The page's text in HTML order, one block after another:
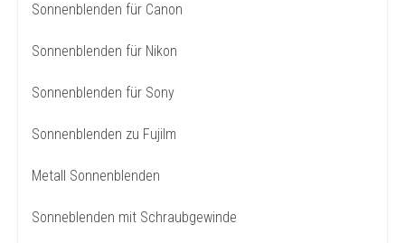
Sonnenblenden für Canon
Sonnenblenden für Nikon
Sonnenblenden für Sony
Sonnenblenden zu Fujilm
Metall Sonnenblenden
Sonneblenden mit Schraubgewinde